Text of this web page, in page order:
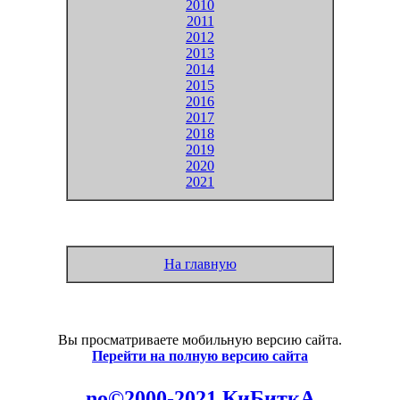
2010
2011
2012
2013
2014
2015
2016
2017
2018
2019
2020
2021
На главную
Вы просматриваете мобильную версию сайта.
Перейти на полную версию сайта